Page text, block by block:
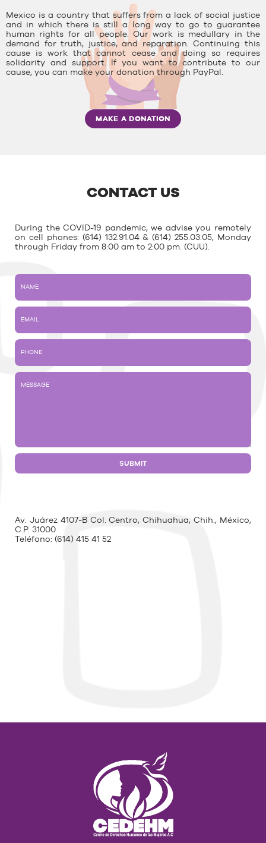
Mexico is a country that suffers from a lack of social justice
and in which there is still a long way to go to guarantee
human rights for all people. Our work is medullary in the
demand for truth, justice, and reparation. Continuing this
cause is work that cannot cease and doing so requires
solidarity and support. If you want to contribute to our
cause, you can make your donation through PayPal.
MAKE A DONATION
CONTACT US
During the COVID-19 pandemic, we advise you remotely
on cell phones: (614) 132.91.04 & (614) 255.03.05, Monday
through Friday from 8:00 am to 2:00 pm. (CUU).
Av. Juárez 4107-B Col. Centro, Chihuahua, Chih., México,
C.P. 31000
Teléfono: (614) 415 41 52